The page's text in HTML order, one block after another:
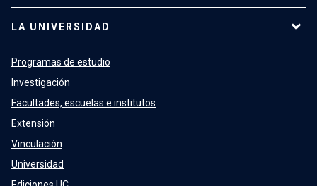
LA UNIVERSIDAD
Programas de estudio
Investigación
Facultades, escuelas e institutos
Extensión
Vinculación
Universidad